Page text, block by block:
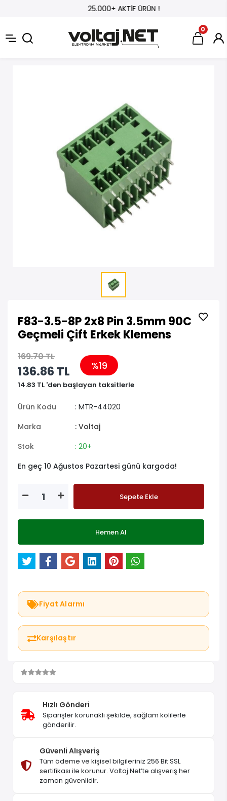
25.000+ AKTİF ÜRÜN !
0
F83-3.5-8P 2x8 Pin 3.5mm 90C
Geçmeli Çift Erkek Klemens
169.70 TL
136.86 TL %19
14.83 TL 'den başlayan taksitlerle
Ürün Kodu
: MTR-44020
Marka
: Voltaj
Stok
: 20+
En geç 10 Ağustos Pazartesi günü kargoda!
Sepete Ekle
Hemen Al
Fiyat Alarmı
Karşılaştır
Hızlı Gönderi
Siparişler korunaklı şekilde, sağlam kolilerle
gönderilir.
Güvenli Alışveriş
Tüm ödeme ve kişisel bilgileriniz 256 Bit SSL
sertifikası ile korunur. Voltaj.Net’te alışveriş her
zaman güvenlidir.